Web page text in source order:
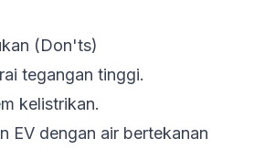
(Don'ts)
tegangan tinggi.
kelistrikan.
EV dengan air bertekanan